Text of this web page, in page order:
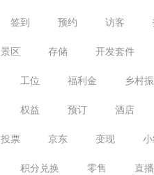
签到 预约 访客
景区 存储 开发套件
工位 福利金 乡村
权益 预订 酒店
投票 京东 变现
积分兑换 零售 直播